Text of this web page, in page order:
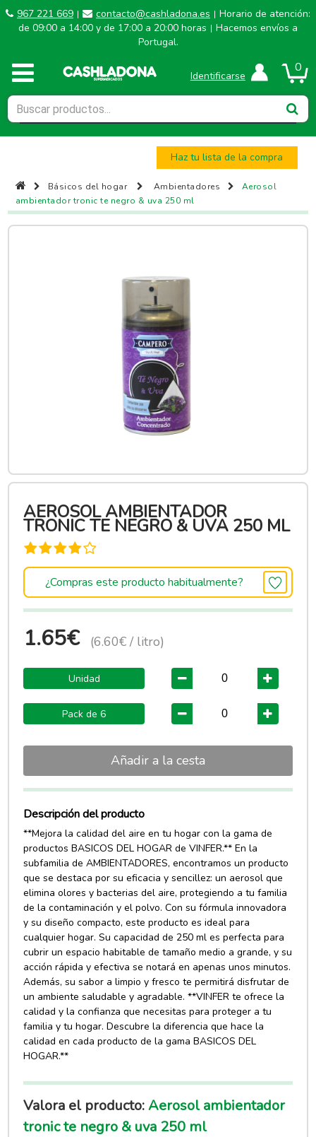
967 221 669 | contacto@cashladona.es | Horario de atención:
de 09:00 a 14:00 y de 17:00 a 20:00 horas | Hacemos envíos a
Portugal.
0
Identificarse
Haz tu lista de la compra
Básicos del hogar Ambientadores
Aerosol
ambientador tronic te negro & uva 250 ml
AEROSOL AMBIENTADOR
TRONIC TE NEGRO & UVA 250 ML
¿Compras este producto habitualmente?
1.65€ (6.60€ / litro)
Unidad
Pack de 6
Añadir a la cesta
Descripción del producto
**Mejora la calidad del aire en tu hogar con la gama de
productos BASICOS DEL HOGAR de VINFER.** En la
subfamilia de AMBIENTADORES, encontramos un producto
que se destaca por su eficacia y sencillez: un aerosol que
elimina olores y bacterias del aire, protegiendo a tu familia
de la contaminación y el polvo. Con su fórmula innovadora
y su diseño compacto, este producto es ideal para
cualquier hogar. Su capacidad de 250 ml es perfecta para
cubrir un espacio habitable de tamaño medio a grande, y su
acción rápida y efectiva se notará en apenas unos minutos.
Además, su sabor a limpio y fresco te permitirá disfrutar de
un ambiente saludable y agradable. **VINFER te ofrece la
calidad y la confianza que necesitas para proteger a tu
familia y tu hogar. Descubre la diferencia que hace la
calidad en cada producto de la gama BASICOS DEL
HOGAR.**
Valora el producto:Aerosol ambientador
tronic te negro & uva 250 ml